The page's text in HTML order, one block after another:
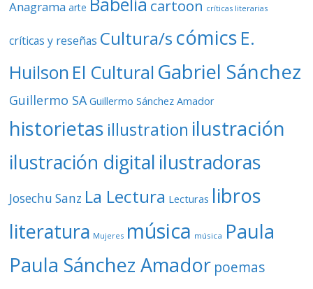
Anagrama arte Babelia cartoon críticas literarias
críticas y reseñas Cultura/s cómics E.
Huilson El Cultural Gabriel Sánchez
Guillermo SA Guillermo Sánchez Amador
historietas illustration ilustración
ilustración digital ilustradoras
Josechu Sanz La Lectura Lecturas libros
literatura Mujeres música música Paula
Paula Sánchez Amador poemas